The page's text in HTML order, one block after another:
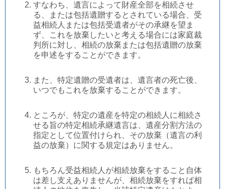
すなわち、遺言によって財産全部を相続させ
る、または包括遺贈するとされている場合、受
益相続人または包括受遺者がその承継を望ま
ず、これを放棄したいと考える場合には家庭裁
判所に対し、相続の放棄または包括遺贈の放棄
を申述をすることができます。
また、特定遺贈の受遺者は、遺言者の死亡後、
いつでもこれを放棄することができます。
ところが、特定の遺産を特定の相続人に相続さ
せる旨の特定相続承継遺言は、遺産分割方法の
指定として位置付けられ、その放棄（遺言の利
益の放棄）に関する規定はありません。
もちろん受益相続人が相続放棄をすること自体
は差し支えありませんが、相続放棄をすれば相